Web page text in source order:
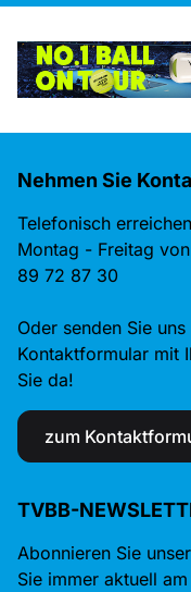
Nehmen Sie
Telefonisch
Montag - Freitag
89 72 87 30
Oder senden Sie
Kontaktformular mit
Sie da!
zum
TVBB-
Abonnieren Sie
Sie immer aktuell